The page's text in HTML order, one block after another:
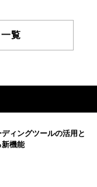
覧
ィングツールの活用と
新機能